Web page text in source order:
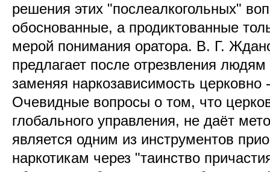
решения этих "послеалкогольных"
обоснованные, а продиктованные
мерой понимания оратора. В. Г.
предлагает после отрезвления
заменяя наркозависимость
Очевидные вопросы о том, что
глобального управления, не даёт
является одним из инструментов
наркотикам через "таинство